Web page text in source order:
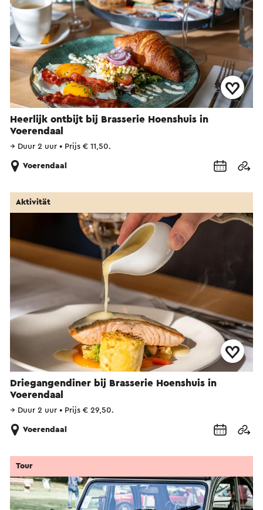
Heerlijk ontbijt bij Brasserie Hoenshuis in
Voerendaal
→ Duur 2 uur • Prijs € 11,50.
Voerendaal
Driegangendiner bij Brasserie Hoenshuis in
Voerendaal
Aktivität
→ Duur 2 uur • Prijs € 29,50.
Voerendaal
Tour